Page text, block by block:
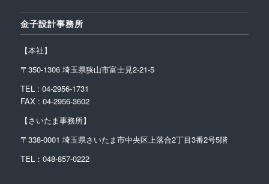
金子設計事務所
【本社】
〒350-1306 埼玉県狭山市富士見2-21-5
TEL : 04-2956-1731
FAX : 04-2956-3602
【さいたま事務所】
〒338-0001 埼玉県さいたま市中央区上落合2丁目3番2号5階
TEL：048-857-0222